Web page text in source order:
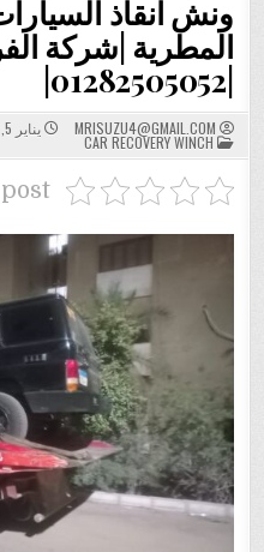
ونش انقاذ
المطرية |شركة
MRISUZU4@GMAIL.COM يناير 5, 2026
POSTED
IN
CAR RECOVERY WINCH